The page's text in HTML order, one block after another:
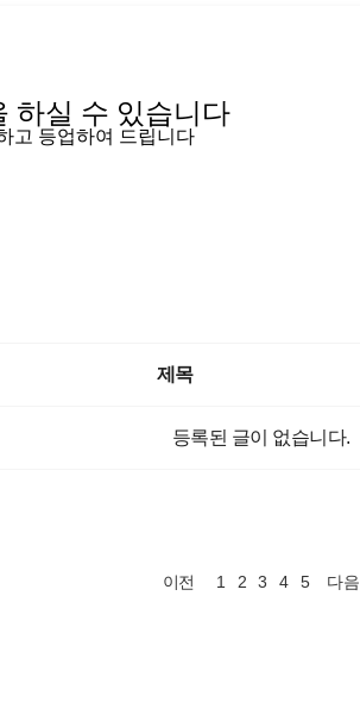
하실 수 있습니다
고 등업하여 드립니다
제목
등록된 글이 없습니다.
이전 1 2 3 4 5 다음